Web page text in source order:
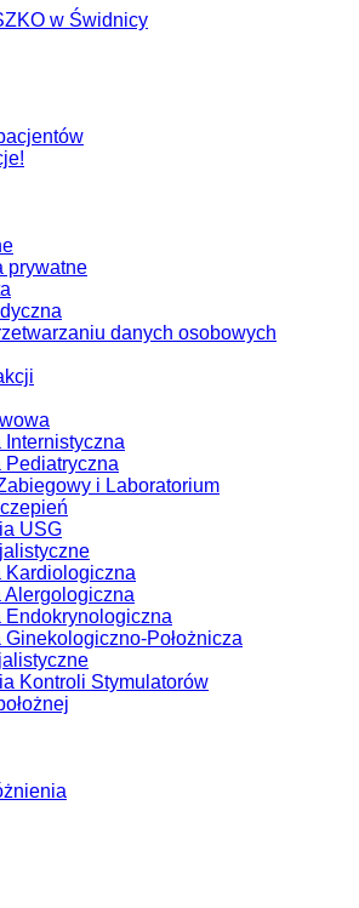
prywatne
danych osobowych
Internistyczna
Pediatryczna
i Laboratorium
USG
Kardiologiczna
Alergologiczna
Endokrynologiczna
Ginekologiczno-Położnicza
Kontroli Stymulatorów